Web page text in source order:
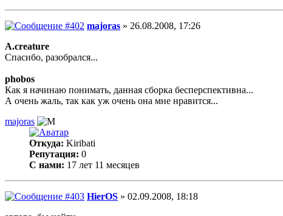
majoras » 26.08.2008, 17:26
A.creature
Спасибо, разобрался...
phobos
Как я начинаю понимать, данная сборка бесперспективна...
А очень жаль, так как уж очень она мне нравится...
majoras
Откуда: Kiribati
Репутация: 0
С нами: 17 лет 11 месяцев
HierOS » 02.09.2008, 18:18